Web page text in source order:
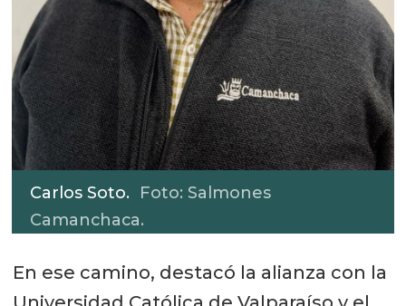
Carlos Soto. Foto: Salmones
Camanchaca.
En ese camino, destacó la alianza con la